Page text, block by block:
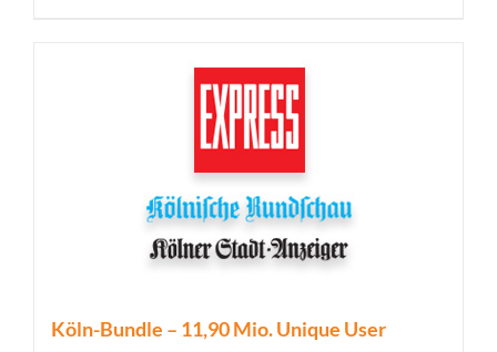
Köln-Bundle – 11,90 Mio. Unique User